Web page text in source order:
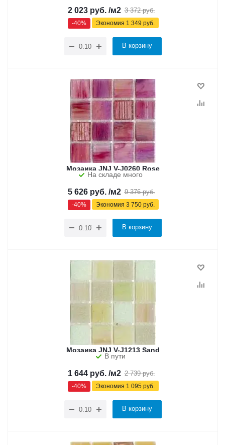
2 023руб. /м2 3 372руб.
-40% Экономия 1 349 руб.
В корзину
Мозаика JNJ V-J0260 Rose
На складе много
5 626руб. /м2 9 376руб.
-40% Экономия 3 750руб.
В корзину
Мозаика JNJ V-J1213 Sand
В пути
1 644руб. /м2 2 739руб.
-40% Экономия 1 095руб.
В корзину